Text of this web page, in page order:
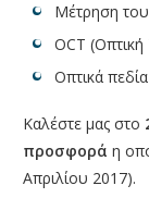
Mέτρηση
OCT
Οπτικά πεδία
Καλέστε μας στο
προσφορά η
Απριλίου 2017).